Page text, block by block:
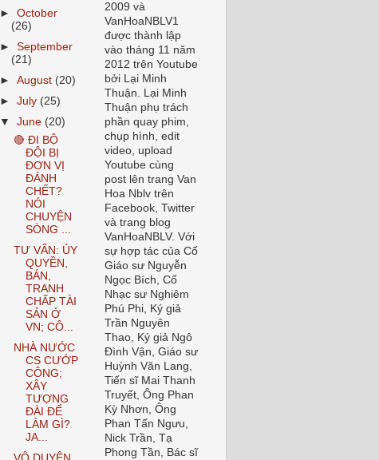
►October
(26)
►September
(21)
►August (20)
►July (25)
▼June (20)
🔴 ĐI BỘ
ĐỘI BỊ
ĐƠN VỊ
ĐÁNH
CHẾT?
NÓI
CHUYỆN
SÒNG ...
TƯ VẤN: ỦY
QUYỀN,
BÁN,
TRANH
CHẤP TÀI
SẢN Ở
VN; CÔ...
NHÀ NƯỚC
CS CƯỚP
CÔNG;
XÂY
TƯỢNG
ĐÀI ĐỂ
LÀM GÌ?
JA...
2009 và
VanHoaNBLV1
được thành lập
vào tháng 11 năm
2012 trên Youtube
bởi Lại Minh
Thuận. Lại Minh
Thuận phụ trách
phần quay phim,
chụp hình, edit
video, upload
Youtube cùng
post lên trang Van
Hoa Nblv trên
Facebook, Twitter
và trang blog
VanHoaNBLV. Với
sự hợp tác của Cố
Giáo sư Nguyễn
Ngọc Bích, Cố
Nhạc sư Nghiêm
Phú Phi, Ký giả
Trần Nguyên
Thao, Ký giả Ngô
Đình Vận, Giáo sư
Huỳnh Văn Lang,
Tiến sĩ Mai Thanh
Truyết, Ông Phan
Kỳ Nhơn, Ông
Phan Tấn Ngưu,
Nick Trần, Tạ
Phong Tần, Bác sĩ